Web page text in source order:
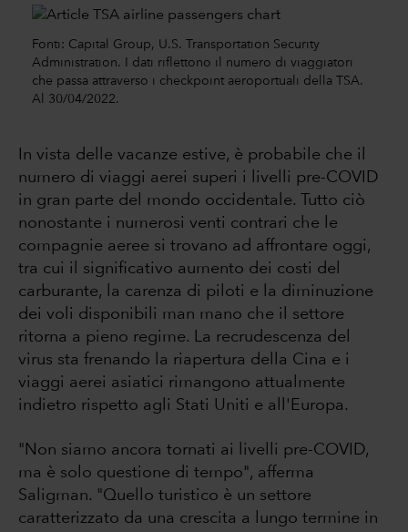
Fonti: Capital Group, U.S. Transportation Security
Administration. I dati riflettono il numero di viaggiatori
che passa attraverso i checkpoint aeroportuali della TSA.
Al 30/04/2022.
In vista delle vacanze estive, è probabile che il
numero di viaggi aerei superi i livelli pre-COVID
in gran parte del mondo occidentale. Tutto ciò
nonostante i numerosi venti contrari che le
compagnie aeree si trovano ad affrontare oggi,
tra cui il significativo aumento dei costi del
carburante, la carenza di piloti e la diminuzione
dei voli disponibili man mano che il settore
ritorna a pieno regime. La recrudescenza del
virus sta frenando la riapertura della Cina e i
viaggi aerei asiatici rimangono attualmente
indietro rispetto agli Stati Uniti e all'Europa.
"Non siamo ancora tornati ai livelli pre-COVID,
ma è solo questione di tempo", afferma
Saligman. "Quello turistico è un settore
caratterizzato da una crescita a lungo termine in